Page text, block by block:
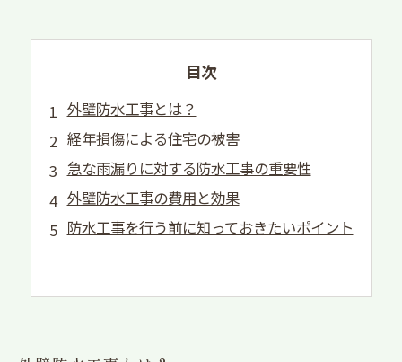
目次
外壁防水工事とは？
経年損傷による住宅の被害
急な雨漏りに対する防水工事の重要性
外壁防水工事の費用と効果
防水工事を行う前に知っておきたいポイント